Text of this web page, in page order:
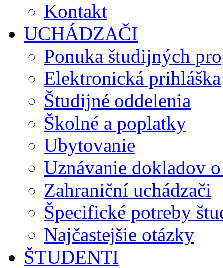
Kontakt
UCHÁDZAČI
Ponuka študijných
Elektronická prihláška
Študijné oddelenia
Školné a poplatky
Ubytovanie
Uznávanie dokladov
Zahraniční uchádzači
Špecifické potreby
Najčastejšie otázky
ŠTUDENTI